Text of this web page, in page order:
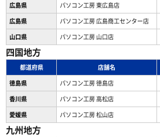
広島県
パソコン工房 東広島店
広島県
パソコン工房 広島商工センター店
山口県
パソコン工房 山口店
四国地方
都道府県 店舗名
徳島県
パソコン工房 徳島店
香川県
パソコン工房 高松店
愛媛県
パソコン工房 松山店
九州地方